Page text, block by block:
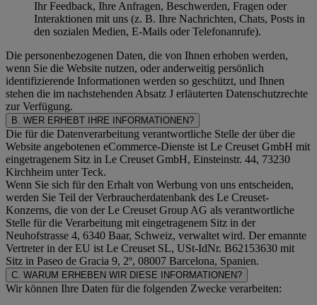
Ihr Feedback, Ihre Anfragen, Beschwerden, Fragen oder
Interaktionen mit uns (z. B. Ihre Nachrichten, Chats, Posts in
den sozialen Medien, E-Mails oder Telefonanrufe).
Die personenbezogenen Daten, die von Ihnen erhoben werden,
wenn Sie die Website nutzen, oder anderweitig persönlich
identifizierende Informationen werden so geschützt, und Ihnen
stehen die im nachstehenden Absatz J erläuterten Datenschutzrechte
zur Verfügung.
B. WER ERHEBT IHRE INFORMATIONEN?
Die für die Datenverarbeitung verantwortliche Stelle der über die
Website angebotenen eCommerce-Dienste ist Le Creuset GmbH mit
eingetragenem Sitz in Le Creuset GmbH, Einsteinstr. 44, 73230
Kirchheim unter Teck.
Wenn Sie sich für den Erhalt von Werbung von uns entscheiden,
werden Sie Teil der Verbraucherdatenbank des Le Creuset-
Konzerns, die von der Le Creuset Group AG als verantwortliche
Stelle für die Verarbeitung mit eingetragenem Sitz in der
Neuhofstrasse 4, 6340 Baar, Schweiz, verwaltet wird. Der ernannte
Vertreter in der EU ist Le Creuset SL, USt-IdNr. B62153630 mit
Sitz in Paseo de Gracia 9, 2º, 08007 Barcelona, Spanien.
C. WARUM ERHEBEN WIR DIESE INFORMATIONEN?
Wir können Ihre Daten für die folgenden Zwecke verarbeiten: